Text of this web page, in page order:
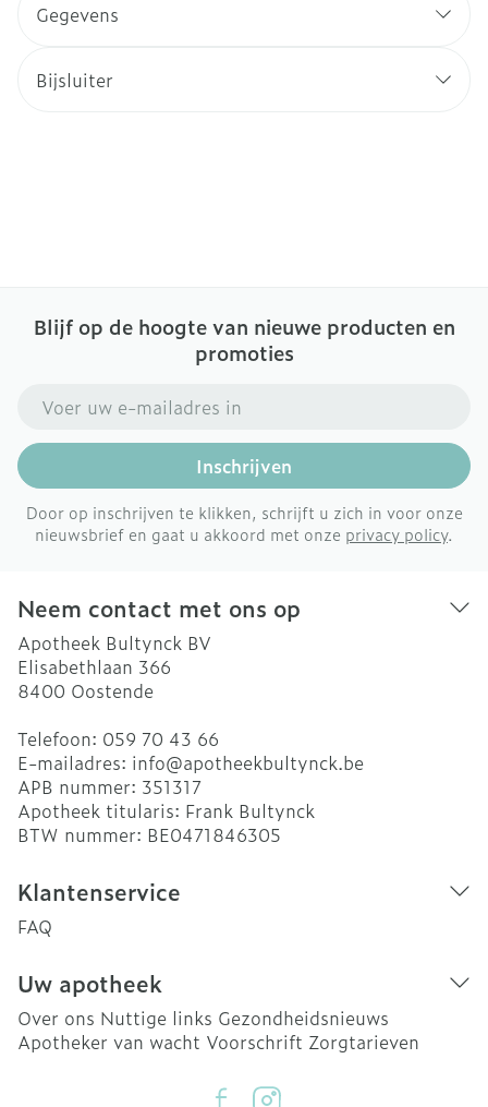
Gegevens
Bijsluiter
Blijf op de hoogte van nieuwe producten en
promoties
Inschrijven
Door op inschrijven te klikken, schrijft u zich in voor onze
nieuwsbrief en gaat u akkoord met onze privacy policy.
Neem contact met ons op
Apotheek Bultynck BV
Elisabethlaan 366
8400 Oostende
Telefoon: 059 70 43 66
E-mailadres: info@apotheekbultynck.be
APB nummer: 351317
Apotheek titularis: Frank Bultynck
BTW nummer: BE0471846305
Klantenservice
FAQ
Uw apotheek
Over ons Nuttige links Gezondheidsnieuws
Apotheker van wacht Voorschrift Zorgtarieven